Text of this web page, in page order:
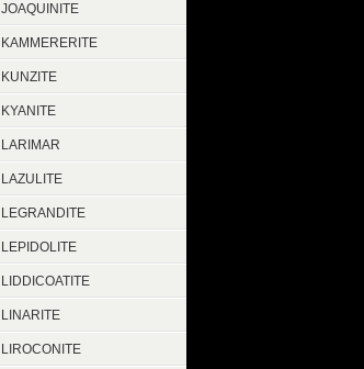
JOAQUINITE
KAMMERERITE
KUNZITE
KYANITE
LARIMAR
LAZULITE
LEGRANDITE
LEPIDOLITE
LIDDICOATITE
LINARITE
LIROCONITE